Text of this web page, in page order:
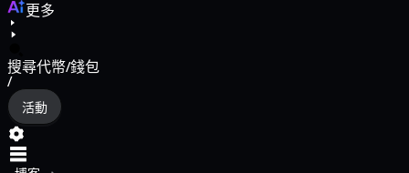
更多
搜尋代幣/錢包
/
活動